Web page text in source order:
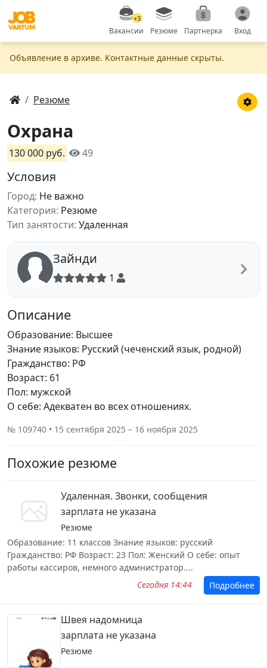
+3
Вакансии Резюме Партнерка Вход
Объявление в apxивe. Контактные данные скрыты.
Резюме
Охрана
130 000 руб. 49
Условия
Город: Не важно
Категория: Резюме
Тип занятости: Удаленная
Зайнди
1
Описание
Образование: Высшее
Знание языков: Русский (чеченский язык, родной)
Гражданство: РФ
Возраст: 61
Пол: мужской
О себе: Адекватен во всех отношениях.
№ 109740 • 15 сентября 2025 – 16 ноября 2025
Похожие резюме
Удаленная. Звонки, сообщения
зарплата не указана
Резюме
Образование: 11 классов Знание языков: русский
Гражданство: РФ Возраст: 23 Пол: Женский О себе: опыт
работы кассиров, немного администратор....
Сегодня 14:44
Подробнее
Швея надомница
зарплата не указана
Резюме